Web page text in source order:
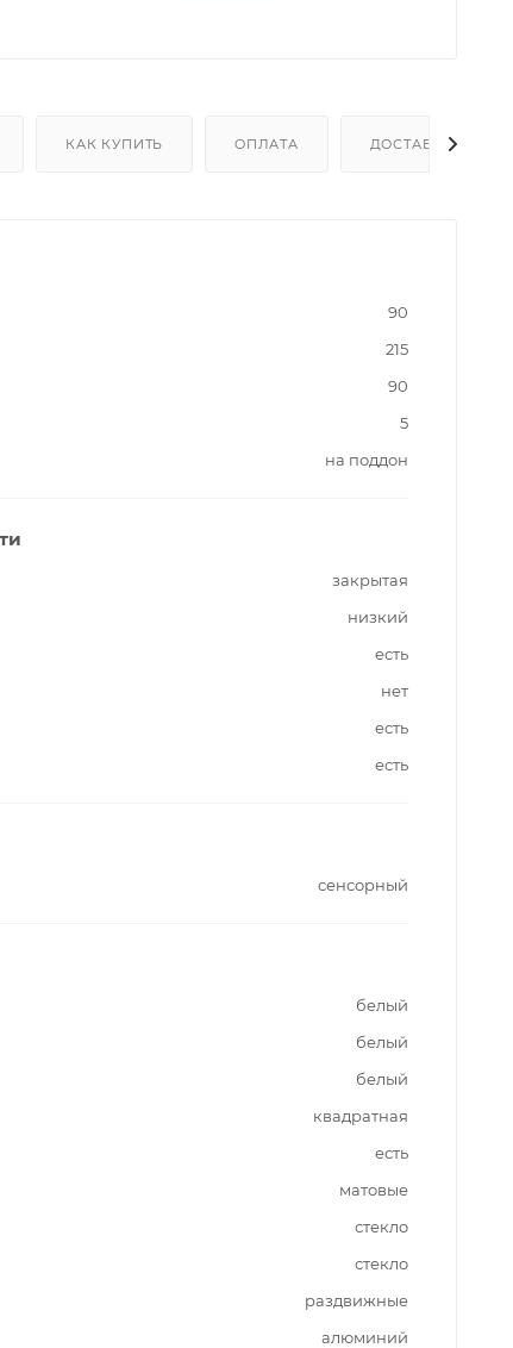
КАК КУПИТЬ ОПЛАТА ДОСТАВКА
90
215
90
5
на поддон
закрытая
низкий
есть
нет
есть
есть
сенсорный
белый
белый
белый
квадратная
есть
матовые
стекло
стекло
раздвижные
алюминий